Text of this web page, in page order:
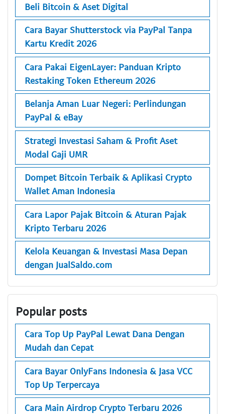
Beli Bitcoin & Aset Digital
Cara Bayar Shutterstock via PayPal Tanpa
Kartu Kredit 2026
Cara Pakai EigenLayer: Panduan Kripto
Restaking Token Ethereum 2026
Belanja Aman Luar Negeri: Perlindungan
PayPal & eBay
Strategi Investasi Saham & Profit Aset
Modal Gaji UMR
Dompet Bitcoin Terbaik & Aplikasi Crypto
Wallet Aman Indonesia
Cara Lapor Pajak Bitcoin & Aturan Pajak
Kripto Terbaru 2026
Kelola Keuangan & Investasi Masa Depan
dengan JualSaldo.com
Popular posts
Cara Top Up PayPal Lewat Dana Dengan
Mudah dan Cepat
Cara Bayar OnlyFans Indonesia & Jasa VCC
Top Up Terpercaya
Cara Main Airdrop Crypto Terbaru 2026